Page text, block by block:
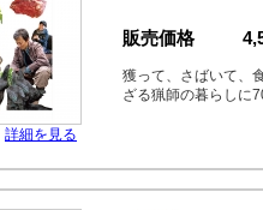
詳細を見る
販売価格
獲って、さばいて、
ざる猟師の暮らしに